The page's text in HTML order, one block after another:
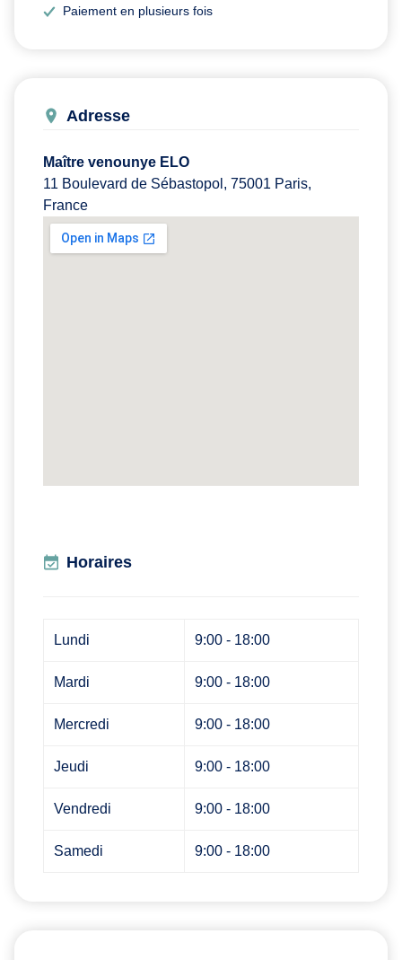
Paiement en plusieurs fois
Adresse
Maître venounye ELO
11 Boulevard de Sébastopol, 75001 Paris,
France
Horaires
Lundi 9:00 - 18:00
Mardi 9:00 - 18:00
Mercredi 9:00 - 18:00
Jeudi 9:00 - 18:00
Vendredi 9:00 - 18:00
Samedi 9:00 - 18:00